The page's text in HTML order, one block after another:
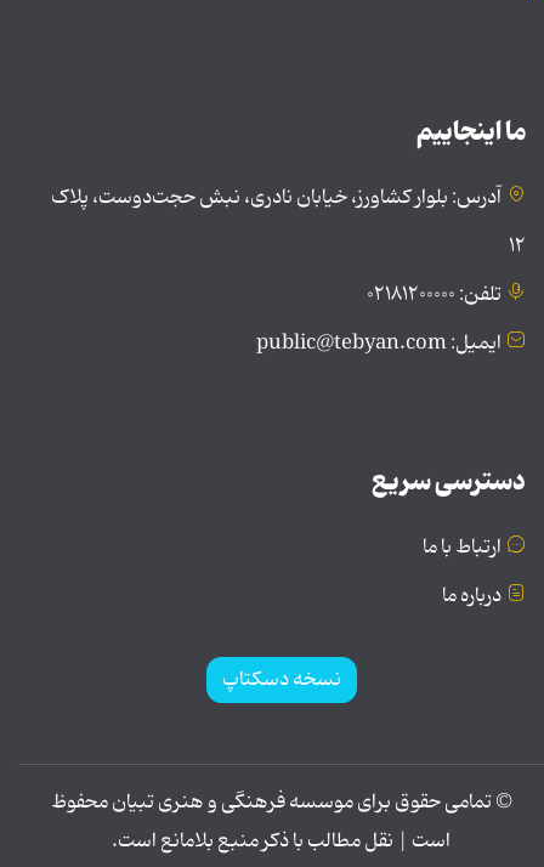
ما اینجاییم
آدرس: بلوار کشاورز، خیابان نادری، نبش حجت‌دوست، پلاک
۱۲
تلفن: ۰۲۱۸۱۲۰۰۰۰۰
ایمیل: public@tebyan.com
دسترسی سریع
ارتباط با ما
درباره ما
نسخه دسکتاپ
© تمامی حقوق برای موسسه فرهنگی و هنری تبیان محفوظ
است | نقل مطالب با ذکر منبع بلامانع است.